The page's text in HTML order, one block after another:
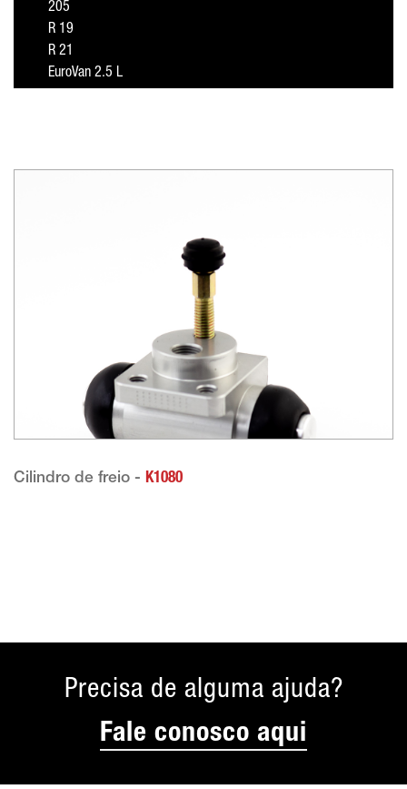
205
R 19
R 21
EuroVan 2.5 L
Cilindro de freio - K1080
Precisa de alguma ajuda?
Fale conosco aqui